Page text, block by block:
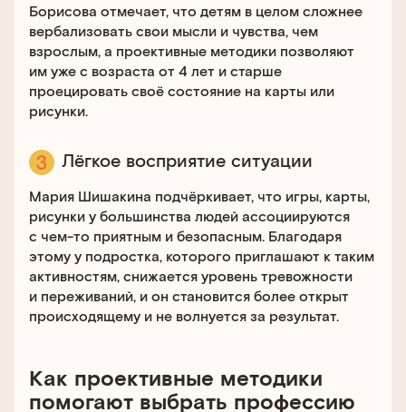
Борисова отмечает, что детям в целом сложнее
вербализовать свои мысли и чувства, чем
взрослым, а проективные методики позволяют
им уже с возраста от 4 лет и старше
проецировать своё состояние на карты или
рисунки.
Лёгкое восприятие ситуации
Мария Шишакина подчёркивает, что игры, карты,
рисунки у большинства людей ассоциируются
с чем-то приятным и безопасным. Благодаря
этому у подростка, которого приглашают к таким
активностям, снижается уровень тревожности
и переживаний, и он становится более открыт
происходящему и не волнуется за результат.
Как проективные методики
помогают выбрать профессию